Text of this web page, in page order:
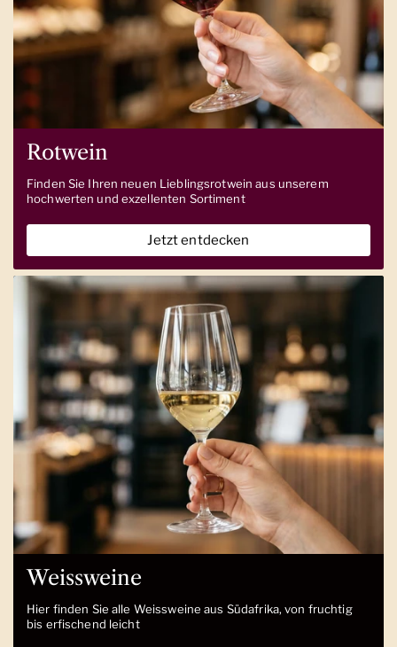
Rotwein
Finden Sie Ihren neuen Lieblingsrotwein aus unserem
hochwerten und exzellenten Sortiment
Jetzt entdecken
Weissweine
Hier finden Sie alle Weissweine aus Südafrika, von fruchtig
bis erfischend leicht